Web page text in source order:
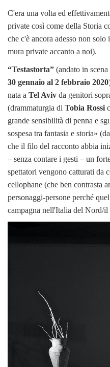
C'era una volta ed
private così come della Storia
che c'è ancora adesso non
mura private accanto a noi).
“Testastorta” (andato in scena
30 gennaio al 2 febbraio 2020
nata a Tel Aviv da genitori
(drammaturgia di Tobia Rossi
grande sensibilità di penna e
sospesa tra fantasia e storia»
che il filo del racconto abbia
– senza contare i gesti – un
spettatori vengono catturati da
cellophane (che ben contrasta
personaggi-persone perché
campagna nell'Italia del Nord/